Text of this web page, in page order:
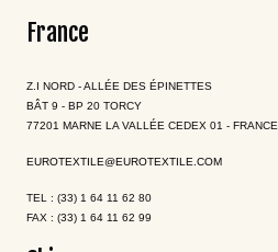
France
Z.I NORD - ALLÉE DES ÉPINETTES
BÂT 9 - BP 20 TORCY
77201 MARNE LA VALLÉE CEDEX 01 - FRANCE
EUROTEXTILE@EUROTEXTILE.COM
TEL : (33) 1 64 11 62 80
FAX : (33) 1 64 11 62 99